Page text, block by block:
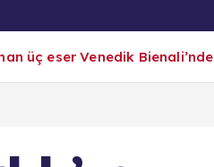
üç eser Venedik Bienali’nde